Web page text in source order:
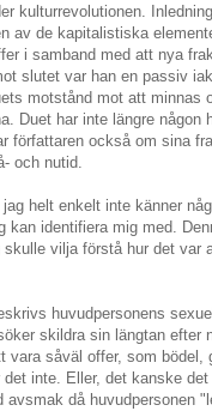
kulturrevolutionen.
av de kapitalistiska
i samband med att nya
slutet var han en passiv
motstånd mot att minnas
Duet har inte längre någon
författaren också om sina
och nutid.
helt enkelt inte känner
kan identifiera mig med.
vilja förstå hur det var
huvudpersonens
skildra sin längtan efter
såväl offer, som bödel,
inte. Eller, det kanske det
då huvudpersonen